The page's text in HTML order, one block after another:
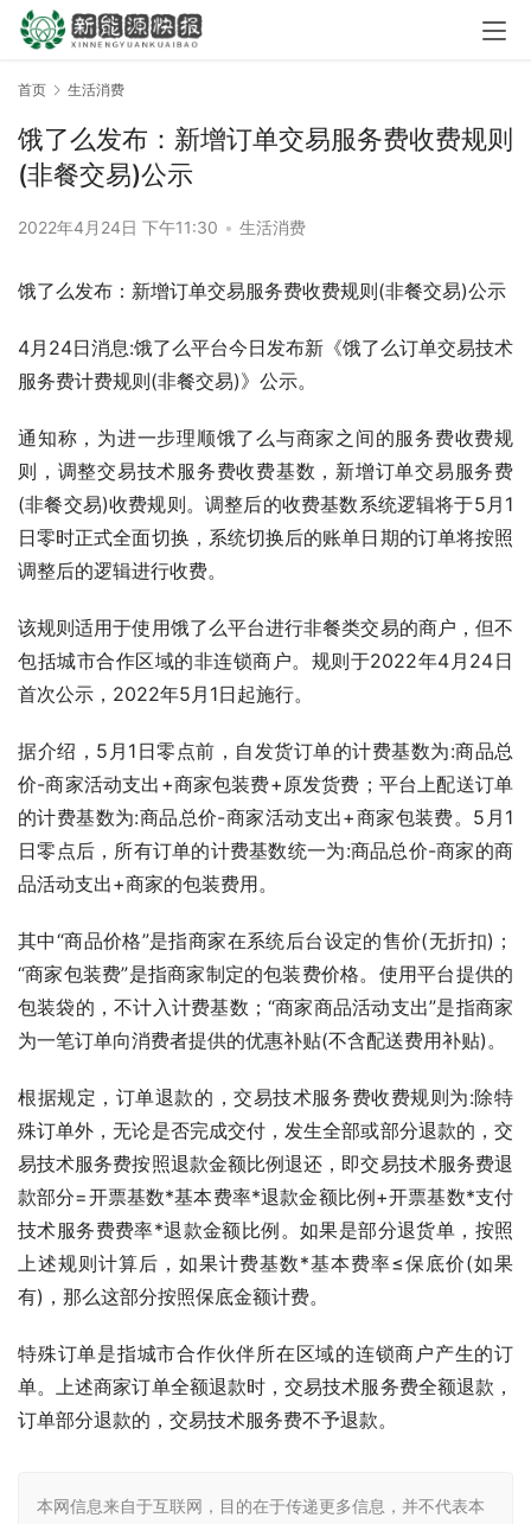
首页 生活消费
饿了么发布：新增订单交易服务费收费规则
(非餐交易)公示
2022年4月24日 下午11:30 • 生活消费
饿了么发布：新增订单交易服务费收费规则(非餐交易)公示
4月24日消息:饿了么平台今日发布新《饿了么订单交易技术
服务费计费规则(非餐交易)》公示。
通知称，为进一步理顺饿了么与商家之间的服务费收费规
则，调整交易技术服务费收费基数，新增订单交易服务费
(非餐交易)收费规则。调整后的收费基数系统逻辑将于5月1
日零时正式全面切换，系统切换后的账单日期的订单将按照
调整后的逻辑进行收费。
该规则适用于使用饿了么平台进行非餐类交易的商户，但不
包括城市合作区域的非连锁商户。规则于2022年4月24日
首次公示，2022年5月1日起施行。
据介绍，5月1日零点前，自发货订单的计费基数为:商品总
价-商家活动支出+商家包装费+原发货费；平台上配送订单
的计费基数为:商品总价-商家活动支出+商家包装费。5月1
日零点后，所有订单的计费基数统一为:商品总价-商家的商
品活动支出+商家的包装费用。
其中“商品价格”是指商家在系统后台设定的售价(无折扣)；
“商家包装费”是指商家制定的包装费价格。使用平台提供的
包装袋的，不计入计费基数；“商家商品活动支出”是指商家
为一笔订单向消费者提供的优惠补贴(不含配送费用补贴)。
根据规定，订单退款的，交易技术服务费收费规则为:除特
殊订单外，无论是否完成交付，发生全部或部分退款的，交
易技术服务费按照退款金额比例退还，即交易技术服务费退
款部分=开票基数*基本费率*退款金额比例+开票基数*支付
技术服务费费率*退款金额比例。如果是部分退货单，按照
上述规则计算后，如果计费基数*基本费率≤保底价(如果
有)，那么这部分按照保底金额计费。
特殊订单是指城市合作伙伴所在区域的连锁商户产生的订
单。上述商家订单全额退款时，交易技术服务费全额退款，
订单部分退款的，交易技术服务费不予退款。
本网信息来自于互联网，目的在于传递更多信息，并不代表本